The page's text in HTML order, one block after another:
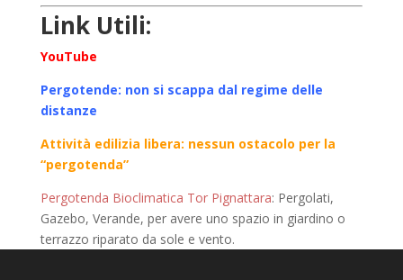
Link Utili:
YouTube
Pergotende: non si scappa dal regime delle
distanze
Attività edilizia libera: nessun ostacolo per la
“pergotenda”
Pergotenda Bioclimatica Tor Pignattara: Pergolati,
Gazebo, Verande, per avere uno spazio in giardino o
terrazzo riparato da sole e vento.